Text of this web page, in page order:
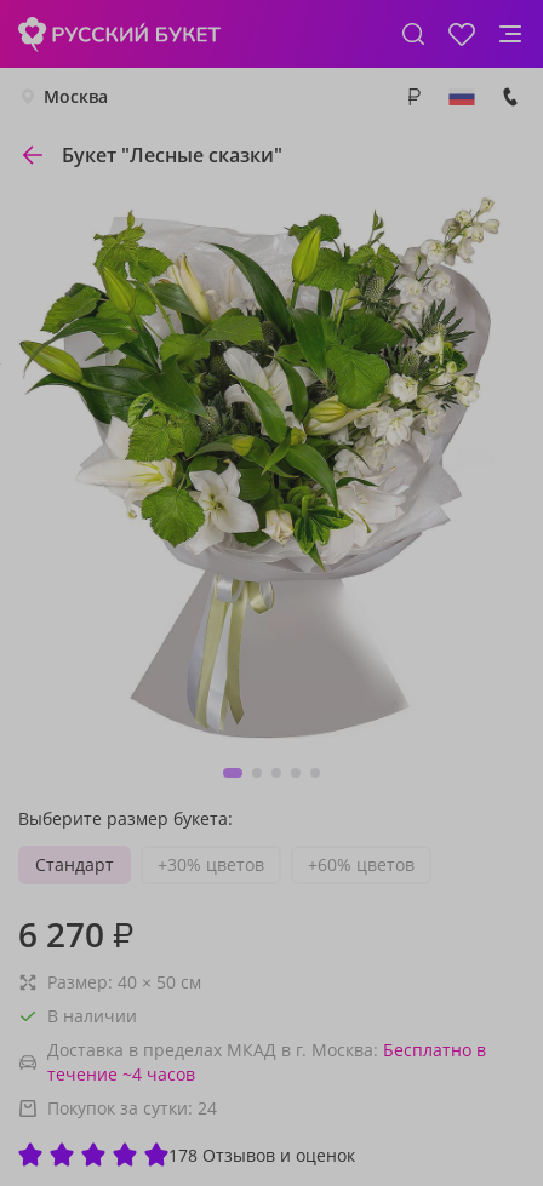
Москва
Букет "Лесные сказки"
Выберите размер букета:
Стандарт
+30% цветов +60% цветов
6 270 ₽
Размер: 40 × 50 см
В наличии
Доставка в пределах МКАД в г. Москва: Бесплатно в
течение ~4 часов
Покупок за сутки: 24
178 Отзывов и оценок